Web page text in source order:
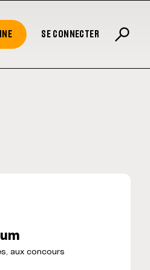
SE CONNECTER
aux concours